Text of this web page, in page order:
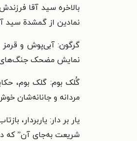
بالاخره سید آقا
نمادین از گمشدة سید
گرگون: آبی‌پوش و قرمز
نمایش مضحک جنگ‌های
گُلک بوم: گلک بوم،
مردانه و جانانه‌شان
یار بر دار: یاربردار،
شریعت به‌جای آن” که